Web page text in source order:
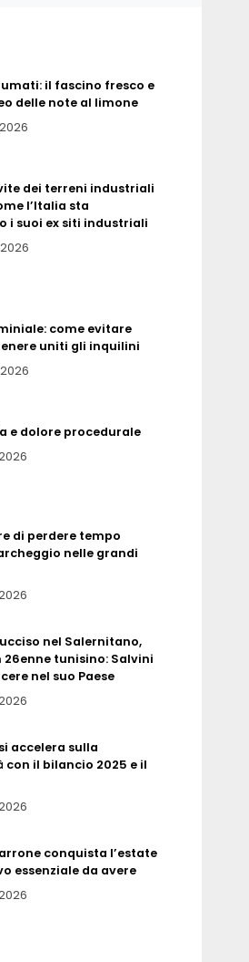
il fascino fresco e
delle note al limone
dei terreni industriali
l’Italia sta
i suoi ex siti industriali
come evitare
uniti gli inquilini
e dolore procedurale
di perdere tempo
nelle grandi
nel Salernitano,
26enne tunisino: Salvini
nel suo Paese
accelera sulla
con il bilancio 2025 e il
conquista l’estate
essenziale da avere